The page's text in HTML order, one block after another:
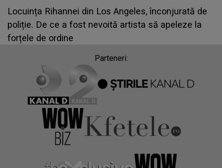
Locuința Rihannei din Los Angeles, înconjurată de
poliție. De ce a fost nevoită artista să apeleze la
forțele de ordine
Parteneri: